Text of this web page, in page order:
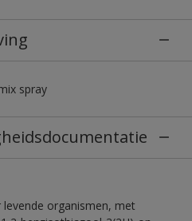
spray
organismen, met